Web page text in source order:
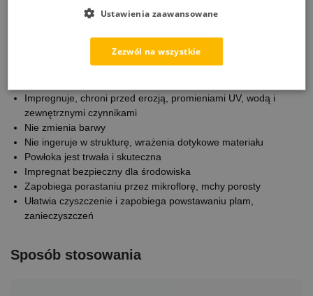
• Ogrodzenia ceglane
Właściwości i zalety
Impregnuje, chroni przed erozją, promieniami UV, wodą i
zewnętrznymi czynnikami
Nie zmienia barwy
Nie ingeruje w strukturę, wrażenia dotykowe materiału
Powłoka jest trwała i skuteczna
Impregnat bezpieczny dla środowiska
Zapobiega porastaniu przez mikroflorę, mchy porosty
Ułatwia czyszczenie i zapobiega powstawaniu plam,
zanieczyszczeń
Sposób stosowania
Zezwól na wszystkie
Ustawienia zaawansowane